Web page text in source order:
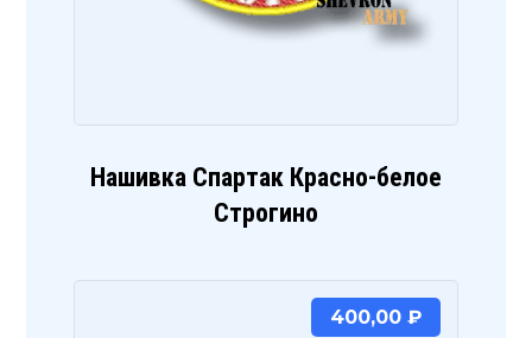
Нашивка Спартак Красно-белое
Строгино
400,00 ₽